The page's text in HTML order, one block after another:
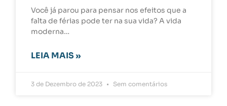
Você já parou para pensar nos efeitos que a
falta de férias pode ter na sua vida? A vida
moderna…
LEIA MAIS »
3 de Dezembro de 2023 Sem comentários